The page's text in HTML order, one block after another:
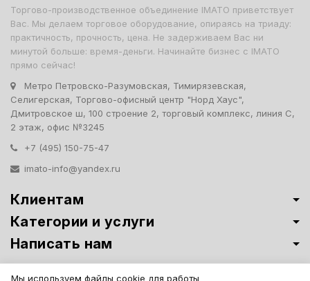
Торгово-производственное объединение IMATO приветствует
Вас. Мы делаем торговое оборудование, опираясь на триаду:
практичность, прочность, цена. Не задерживаем Вас ни
минутой больше: время-деньги. Начинайте бизнес с IMATO
прямо сейчас!
Метро Петровско-Разумовская, Тимирязевская,
Селигерская, Торгово-офисный центр "Норд Хаус",
Дмитровское ш, 100 строение 2, торговый комплекс, линия С,
2 этаж, офис №3245
+7 (495) 150-75-47
imato-info@yandex.ru
Клиентам
Категории и услуги
Написать нам
Витрины премиум-класса ИМАТО
Политика обработки персональных
Мы используем файлы cookie для работы